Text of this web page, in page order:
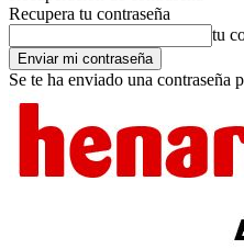
Recupera tu contraseña
tu
Se te ha enviado una contraseña